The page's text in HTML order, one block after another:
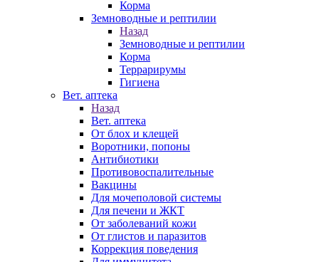
Корма
Земноводные и рептилии
Назад
Земноводные и рептилии
Корма
Террарирумы
Гигиена
Вет. аптека
Назад
Вет. аптека
От блох и клещей
Воротники, попоны
Антибиотики
Противовоспалительные
Вакцины
Для мочеполовой системы
Для печени и ЖКТ
От заболеваний кожи
От глистов и паразитов
Коррекция поведения